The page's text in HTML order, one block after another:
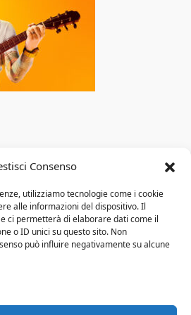
Consenso
utilizziamo tecnologie come i cookie
alle informazioni del dispositivo. Il
ci permetterà di elaborare dati come il
o ID unici su questo sito. Non
può influire negativamente su alcune
del gruppo, membri,